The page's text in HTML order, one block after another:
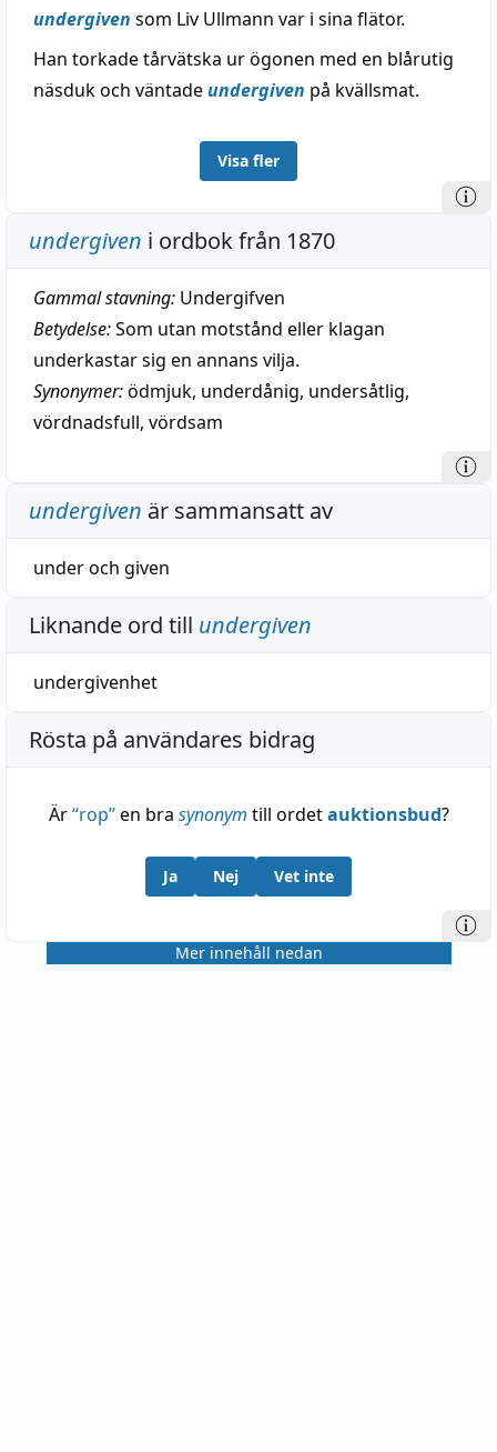
undergiven som Liv Ullmann var i sina flätor.
Han torkade tårvätska ur ögonen med en blårutig
näsduk och väntadeundergiven på kvällsmat.
Visa fler
undergiven i ordbok från 1870
Gammal stavning: Undergifven
Betydelse:Som utan motstånd eller klagan
underkastar sig en annans vilja.
Synonymer:ödmjuk, underdånig, undersåtlig,
vördnadsfull, vördsam
undergiven är sammansatt av
underoch given
Liknande ord till undergiven
undergivenhet
Rösta på användares bidrag
Är“rop”en bra synonym till ordetauktionsbud?
Ja Nej Vet inte
Mer innehåll nedan